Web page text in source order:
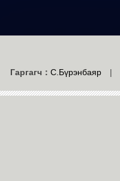
Гаргагч： С.Бүрэнбаяр |